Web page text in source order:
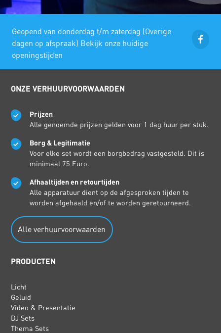
Geopend van donderdag t/m zaterdag (Overige
dagen op afspraak) Bekijk onze huidige
openingstijden
ONZE VERHUURVOORWAARDEN
Prijzen
Alle genoemde prijzen gelden voor 1 dag huur per stuk.
Borg & Legitimatie
Voor elke set wordt een borgbedrag vastgesteld. Dit is
minimaal 75 Euro.
Afhaaltijden en retourtijden
Alle apparatuur dient op de afgesproken tijden te
worden afgehaald en/of te worden geretourneerd.
Alle verhuurvoorwaarden
PRODUCTEN
Licht
Geluid
Video & Presentatie
DJ Sets
Thema Sets